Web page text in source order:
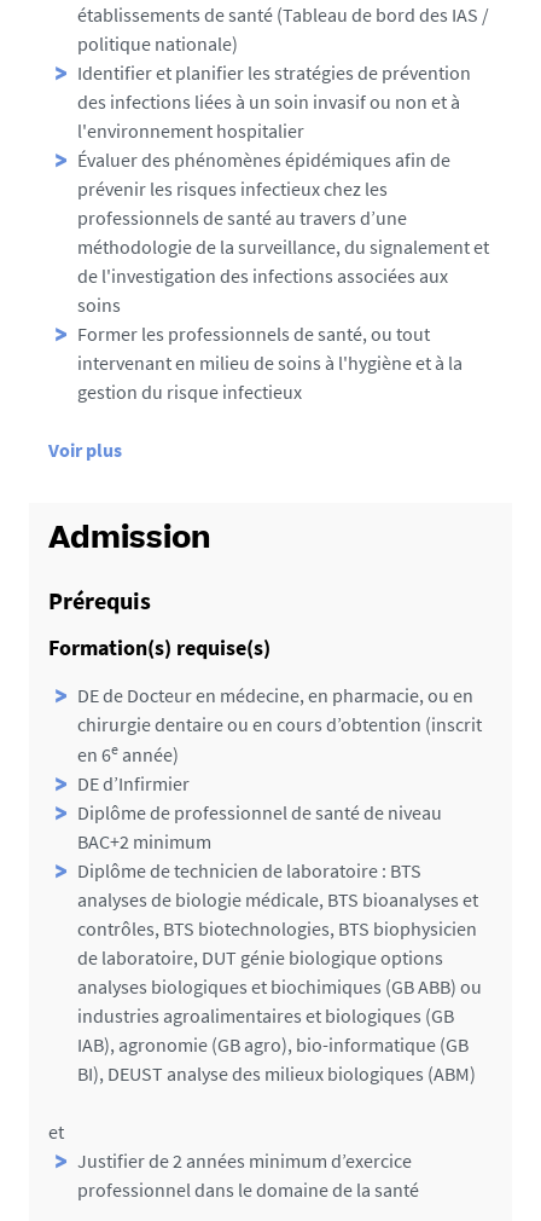
établissements de santé (Tableau de bord des IAS /
politique nationale)
Identifier et planifier les stratégies de prévention
des infections liées à un soin invasif ou non et à
l'environnement hospitalier
Évaluer des phénomènes épidémiques afin de
prévenir les risques infectieux chez les
professionnels de santé au travers d’une
méthodologie de la surveillance, du signalement et
de l'investigation des infections associées aux
soins
Former les professionnels de santé, ou tout
intervenant en milieu de soins à l'hygiène et à la
gestion du risque infectieux
Voir plusd
é
a
l
Admission
Prérequis
Formation(s) requise(s)
DE de Docteur en médecine, en pharmacie, ou en
chirurgie dentaire ou en cours d’obtention (inscrit
en 6e année)
DE d’Infirmier
Diplôme de professionnel de santé de niveau
BAC+2 minimum
Diplôme de technicien de laboratoire : BTS
analyses de biologie médicale, BTS bioanalyses et
contrôles, BTS biotechnologies, BTS biophysicien
de laboratoire, DUT génie biologique options
analyses biologiques et biochimiques (GB ABB) ou
industries agroalimentaires et biologiques (GB
IAB), agronomie (GB agro), bio-informatique (GB
BI), DEUST analyse des milieux biologiques (ABM)
et
Justifier de 2 années minimum d’exercice
professionnel dans le domaine de la santé